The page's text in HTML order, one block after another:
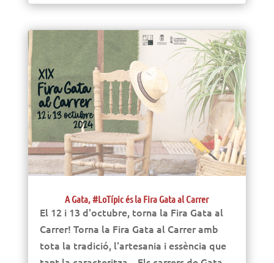
A Gata, #LoTípic és la Fira Gata al Carrer
El 12 i 13 d'octubre, torna la Fira Gata al
Carrer! Torna la Fira Gata al Carrer amb
tota la tradició, l'artesania i essència que